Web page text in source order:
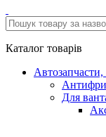
Каталог товарів
Для